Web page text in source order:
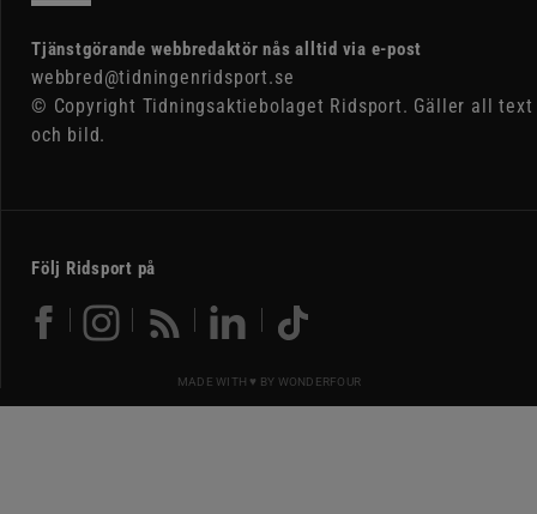
Tjänstgörande webbredaktör nås alltid via e-post
webbred@tidningenridsport.se
© Copyright Tidningsaktiebolaget Ridsport. Gäller all text
och bild.
Följ Ridsport på
MADE WITH ♥ BY WONDERFOUR